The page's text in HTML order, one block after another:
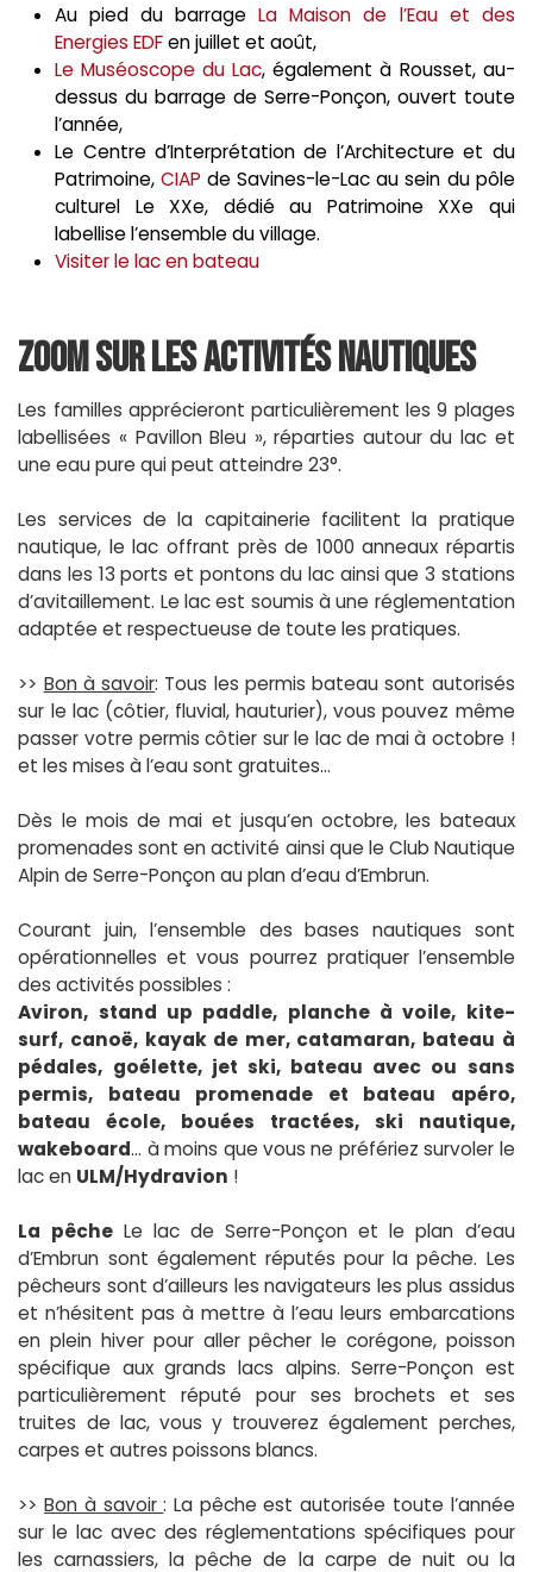
Au pied du barrageLa Maison de l’Eau et des
Energies EDFen juillet et août,
Le Muséoscope du Lac, également à Rousset, au-
dessus du barrage de Serre-Ponçon, ouvert toute
l’année,
Le Centre d’Interprétation de l’Architecture et du
Patrimoine,CIAP de Savines-le-Lac au sein du pôle
culturel Le XXe, dédié au Patrimoine XXe qui
labellise l’ensemble du village.
Visiter le lac en bateau
Zoom sur les activités nautiques
Les familles apprécieront particulièrement les 9 plages
labellisées « Pavillon Bleu », réparties autour du lac et
une eau pure qui peut atteindre 23°.
Les services de la capitainerie facilitent la pratique
nautique, le lac offrant près de 1000 anneaux répartis
dans les 13 ports et pontons du lac ainsi que 3 stations
d’avitaillement. Le lac est soumis à une réglementation
adaptée et respectueuse de toute les pratiques.
>> Bon à savoir: Tous les permis bateau sont autorisés
sur le lac (côtier, fluvial, hauturier), vous pouvez même
passer votre permis côtier sur le lac de mai à octobre !
et les mises à l’eau sont gratuites…
Dès le mois de mai et jusqu’en octobre, les bateaux
promenades sont en activité ainsi que le Club Nautique
Alpin de Serre-Ponçon au plan d’eau d’Embrun.
Courant juin, l’ensemble des bases nautiques sont
opérationnelles et vous pourrez pratiquer l’ensemble
des activités possibles :
Aviron, stand up paddle, planche à voile, kite-
surf, canoë, kayak de mer, catamaran, bateau à
pédales, goélette, jet ski, bateau avec ou sans
permis, bateau promenade et bateau apéro,
bateau école, bouées tractées, ski nautique,
wakeboard… à moins que vous ne préfériez survoler le
lac en ULM/Hydravion !
La pêcheLe lac de Serre-Ponçon et le plan d’eau
d’Embrun sont également réputés pour la pêche. Les
pêcheurs sont d’ailleurs les navigateurs les plus assidus
et n’hésitent pas à mettre à l’eau leurs embarcations
en plein hiver pour aller pêcher le corégone, poisson
spécifique aux grands lacs alpins. Serre-Ponçon est
particulièrement réputé pour ses brochets et ses
truites de lac, vous y trouverez également perches,
carpes et autres poissons blancs.
>>Bon à savoir: La pêche est autorisée toute l’année
sur le lac avec des réglementations spécifiques pour
les carnassiers, la pêche de la carpe de nuit ou la